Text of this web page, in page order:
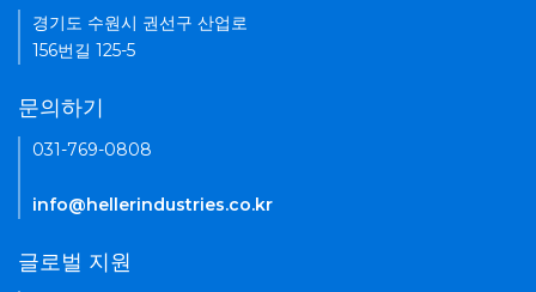
경기도 수원시 권선구 산업로
156번길 125-5
문의하기
031-769-0808
info@hellerindustries.co.kr
글로벌 지원